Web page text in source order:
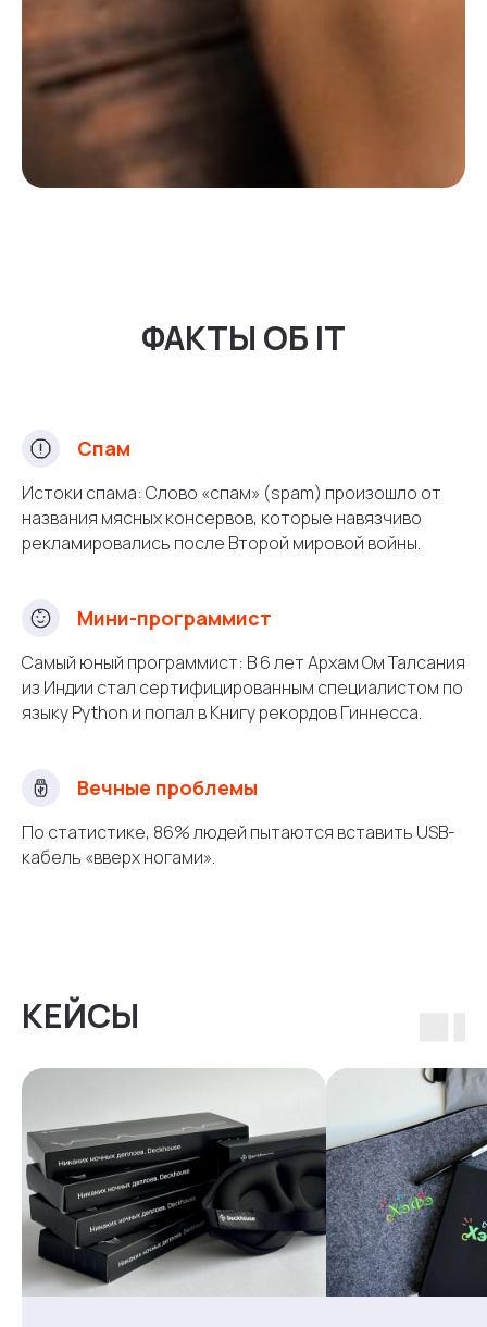
ФАКТЫ ОБ IT
Спам
Истоки спама: Слово «спам» (spam) произошло от
названия мясных консервов, которые навязчиво
рекламировались после Второй мировой войны.
Мини-программист
Самый юный программист: В 6 лет Архам Ом Талсания
из Индии стал сертифицированным специалистом по
языку Python и попал в Книгу рекордов Гиннесса.
Вечные проблемы
По статистике, 86% людей пытаются вставить USB-
кабель «вверх ногами».
КЕЙСЫ